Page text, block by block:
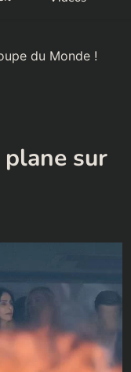
du Monde !
sur